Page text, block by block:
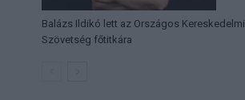
Balázs Ildikó lett az Országos Kereskedelmi
Szövetség főtitkára